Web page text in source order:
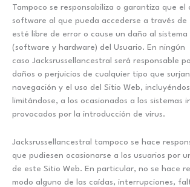
Tampoco se responsabiliza o garantiza que el
software al que pueda accederse a través de
esté libre de error o cause un daño al
(software y hardware) del Usuario. En ningún
caso Jacksrussellancestral será responsable
daños o perjuicios de cualquier tipo que
navegación y el uso del Sitio Web,
limitándose, a los ocasionados a los sistemas
provocados por la introducción de virus.
Jacksrussellancestral tampoco se hace
que pudiesen ocasionarse a los usuarios por
de este Sitio Web. En particular, no se hace
modo alguno de las caídas, interrupciones,